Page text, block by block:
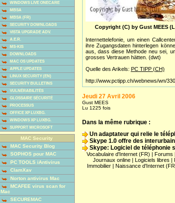
WINDOWS LIVE ONECARE
MBSA
MBSA (FR)
SECURITY DOWNLOADS
VISTA UPGRADE ADV.
A.E.R.
MS-KIS
DOWNLOADS
MAC OS UPDATES
APPLE UPDATES
LINUX SECURITY (EN)
SECURITY BULLETINS
VULNÉRABILITÉS
GLOSSAIRE SÉCURITÉ
PROCESSUS
OFFICE XP LUXBG.
WINDOWS XP LUXBG.
SUPPORT MICROSOFT
MAC Security
MAC Security Blog
SOPHOS pour MAC
PC TOOLS iAntivirus
ClamXav
Norton antivirus Mac
MCAFEE virus scan for
Mac
SECUREMAC
Copyright (C) by Gust MEES
Internettelefonie, um einen
ihre Zugangsdaten hinterlegen
aus, dass diese Methode neu sei,
grosses Vertrauen hätten. (dwt)
Quelle des Arikels: PC TIPP (CH)
http://www.pctipp.ch/webnews/wn/
Jeudi 27 Avril 2006
Gust MEES
Lu 1225 fois
Dans la même rubrique :
Un adaptateur qui relie le
Skype 1.0 offre des
Skype: Logiciel de téléphonie
Vocabulaire d'Internet (FR) | Forums
Journaux online | Logiciels libres |
Immobilier | Naissance d'Internet